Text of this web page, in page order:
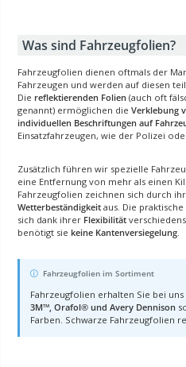
Was sind Fahrzeugfolien?
Fahrzeugfolien dienen oftmals der
Fahrzeugen und werden auf diesen
Die reflektierenden Folien (auch oft
genannt) ermöglichen die Verklebung
individuellen Beschriftungen auf
Einsatzfahrzeugen, wie der Polizei
Zusätzlich führen wir spezielle
eine Entfernung von mehr als einen
Fahrzeugfolien zeichnen sich durch
Wetterbeständigkeit aus. Die
sich dank ihrer Flexibilität
benötigt sie keine Kantenversiegelung
Fahrzeugfolien im Sortiment
Fahrzeugfolien erhalten Sie bei
3M™, Orafol® und Avery Dennison
Farben. Schwarze Fahrzeugfolien